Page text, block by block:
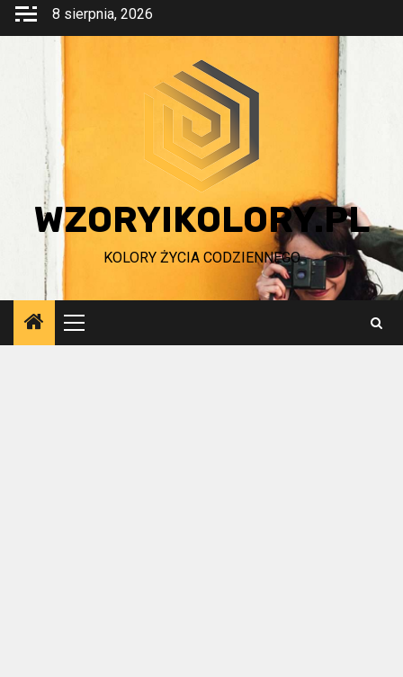
Przejdź
8 sierpnia, 2026
WZORYIKOLORY.PL
KOLORY ŻYCIA CODZIENNEGO
Menu
główne